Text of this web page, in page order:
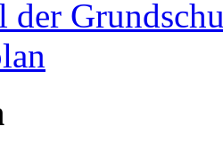
der